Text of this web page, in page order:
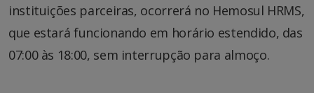
instituições parceiras, ocorrerá no Hemosul HRMS,
que estará funcionando em horário estendido, das
07:00 às 18:00, sem interrupção para almoço.